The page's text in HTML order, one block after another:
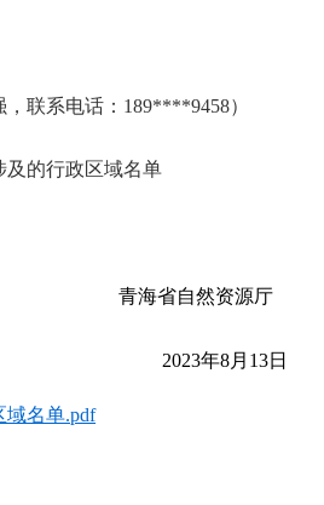
，联系电话：189****9458）
及的行政区域名单
青海省自然资源厅
2023年8月13日
域名单.pdf